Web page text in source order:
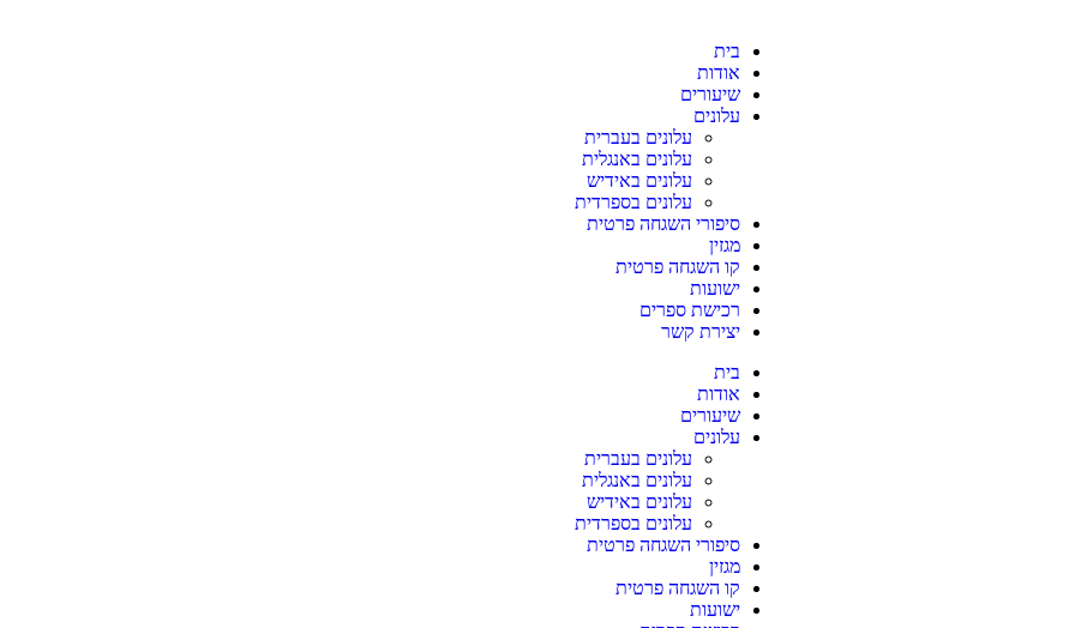
בית
אודות
שיעורים
עלונים
עלונים בעברית
עלונים באנגלית
עלונים באידיש
עלונים בספרדית
סיפורי השגחה פרטית
מגזין
קו השגחה פרטית
ישועות
רכישת ספרים
יצירת קשר
בית
אודות
שיעורים
עלונים
עלונים בעברית
עלונים באנגלית
עלונים באידיש
עלונים בספרדית
סיפורי השגחה פרטית
מגזין
קו השגחה פרטית
ישועות